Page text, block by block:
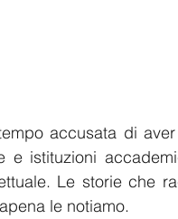
accusata di
e istituzioni
Le storie che
le notiamo.